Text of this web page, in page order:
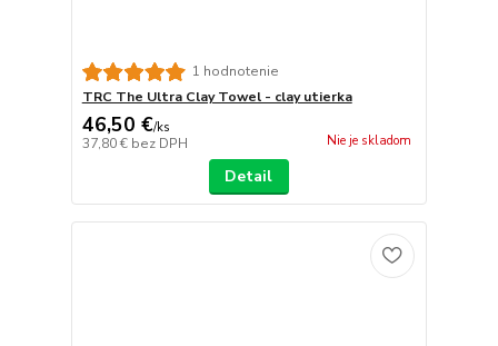
1 hodnotenie
TRC The Ultra Clay Towel - clay utierka
46,50 €/ks
37,80 € bez DPH Nie je skladom
Detail